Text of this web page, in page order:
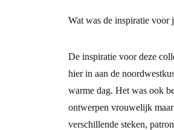
Wat was de inspiratie voor
De inspiratie voor deze
hier in aan de
warme dag. Het was ook